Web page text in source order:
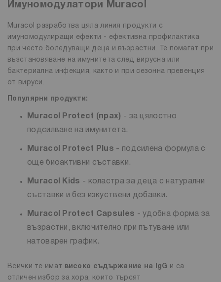
Имуномодулатори Muracol
Muracol разработва цяла линия продукти с
имуномодулиращи ефекти - ефективна профилактика
при често боледуващи деца и възрастни. Те помагат при
възстановяване на имунитета след вирусна или
бактериална инфекция, както и при сезонна превенция
от вируси.
Популярни продукти:
Muracol Protect (прах)
- за цялостно
подсилване на имунитета.
Muracol Protect Plus - подсилена формула с
още биоактивни съставки.
Muracol Kids - коластра за деца с натурални
съставки и без изкуствени добавки.
Muracol Protect Capsules - удобна форма за
възрастни, включително при пътуване или
натоварен график.
Всички те имат високо съдържание на IgG
и са
отличен избор за хора, които търсят